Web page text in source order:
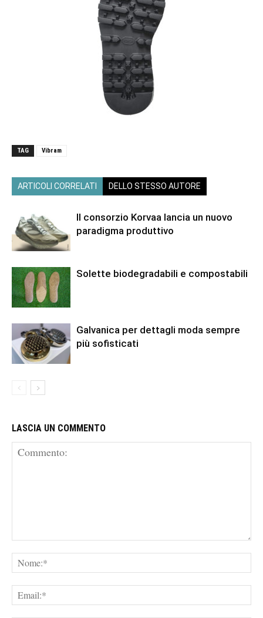
TAG Vibram
ARTICOLI CORRELATI DELLO STESSO AUTORE
Il consorzio Korvaa lancia un nuovo
paradigma produttivo
Solette biodegradabili e compostabili
Galvanica per dettagli moda sempre
più sofisticati
LASCIA UN COMMENTO